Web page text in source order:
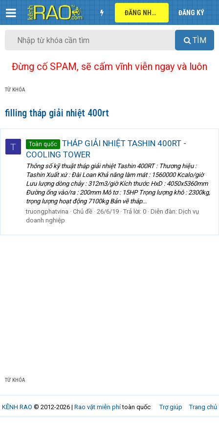
ĐĂNG NHẬP ĐĂNG KÝ
TÌM
Đừng cố SPAM, sẽ cấm vĩnh viễn ngay và luôn
TỪ KHÓA
filling tháp giải nhiệt 400rt
T Toàn quốc
THÁP GIẢI NHIỆT TASHIN 400RT -
COOLING TOWER
Thông số kỹ thuật tháp giải nhiệt Tashin 400RT : Thương hiệu :
Tashin Xuất xứ : Đài Loan Khả năng làm mát : 1560000 Kcalo/giờ
Lưu lượng dòng chảy : 312m3/giờ Kích thước HxD : 4050x5360mm
Đường ống vào/ra : 200mm Mô tơ : 15HP Trọng lượng khô : 2300kg,
trọng lượng hoạt động 7100kg Bản vẽ tháp...
truongphatvina
Chủ đề 26/6/19 Trả lời: 0 Diễn đàn: Dịch vụ
doanh nghiệp
TỪ KHÓA
Trợ giúp Trang chủ
KÊNH RAO © 2012-2026 | Rao vặt miễn phítoàn quốc